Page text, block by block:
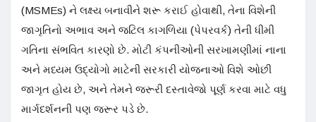
(MSMEs) ને લક્ષ્ય બનાવીને શરૂ કરાઈ હોવાથી, તેના વિશેની
જાગૃતિનો અભાવ અને જટિલ કાગળિયા (પેપરવર્ક) તેની ધીમી
ગતિના સંભવિત કારણો છે. મોટી કંપનીઓની સરખામણીમાં નાના
અને મધ્યમ ઉદ્યોગો માટેની સરકારી યોજનાઓ વિશે ઓછી
જાગૃત હોય છે, અને તેમને જરૂરી દસ્તાવેજો પૂર્ણ કરવા માટે વધુ
માર્ગદર્શનની પણ જરૂર પડે છે.